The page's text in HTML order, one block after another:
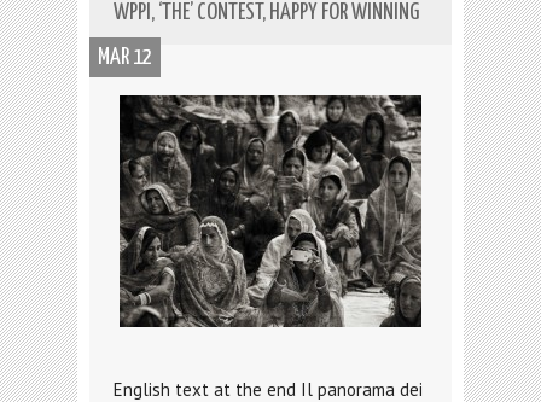
WPPI, ‘THE’ CONTEST, HAPPY FOR WINNING
MAR 12
English text at the end Il panorama dei